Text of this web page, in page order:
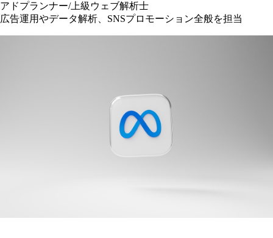
アドプランナー/上級ウェブ解析士
広告運用やデータ解析、SNSプロモーション全般を担当